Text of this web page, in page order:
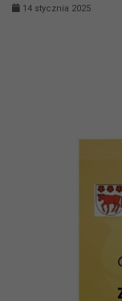
14 stycznia 2025